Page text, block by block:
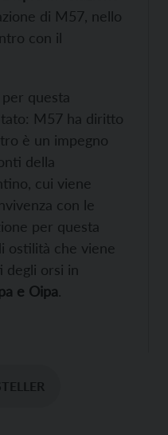
di M57, nello
con il
per questa
M57 ha diritto
è un impegno
della
cui viene
con le
per questa
ostilità che viene
degli orsi in
e Oipa.